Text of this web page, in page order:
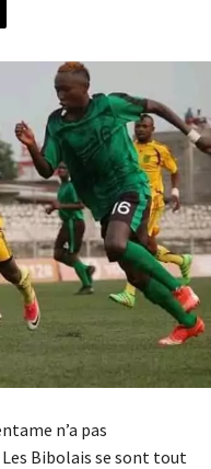
n’a pas
Bibolais se sont tout